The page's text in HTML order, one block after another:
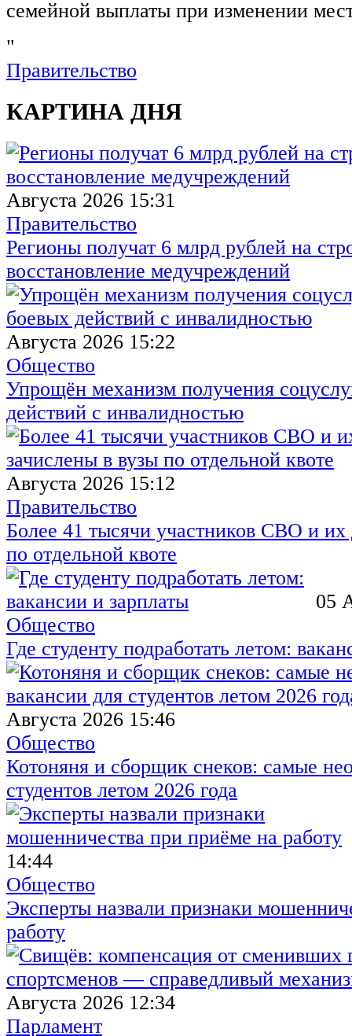
семейной выплаты при изменении
"
Правительство
КАРТИНА ДНЯ
Августа 2026 15:31
Правительство
Регионы получат 6 млрд рублей на
восстановление медучреждений
Августа 2026 15:22
Общество
Упрощён механизм получения
действий с инвалидностью
Августа 2026 15:12
Правительство
Более 41 тысячи участников СВО и их
по отдельной квоте
05
Общество
Где студенту подработать летом:
Августа 2026 15:46
Общество
Котоняня и сборщик снеков: самые
студентов летом 2026 года
14:44
Общество
Эксперты назвали признаки
работу
Августа 2026 12:34
Парламент